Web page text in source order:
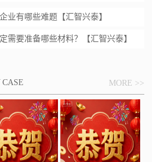
业有哪些难题【汇智兴泰】
需要准备哪些材料？【汇智兴泰】
CASE MORE >>